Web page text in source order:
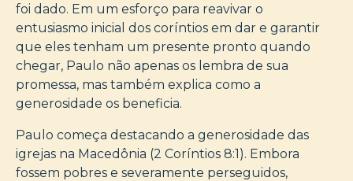
foi dado. Em um esforço para reavivar o
entusiasmo inicial dos coríntios em dar e garantir
que eles tenham um presente pronto quando
chegar, Paulo não apenas os lembra de sua
promessa, mas também explica como a
generosidade os beneficia.
Paulo começa destacando a generosidade das
igrejas na Macedônia (2 Coríntios 8:1). Embora
fossem pobres e severamente perseguidos,